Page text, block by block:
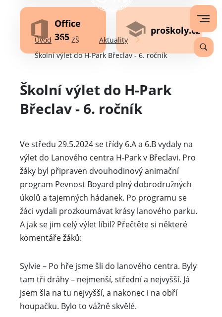
Office
365
proškoly.cz
Úvod ZŠ
Aktuality
Školní výlet do H-Park Břeclav - 6. ročník
Školní výlet do H-Park
Břeclav - 6. ročník
Ve středu 29.5.2024 se třídy 6.A a 6.B vydaly na
výlet do Lanového centra H-Park v Břeclavi. Pro
žáky byl připraven dvouhodinový animační
program Pevnost Boyard plný dobrodružných
úkolů a tajemných hádanek. Po programu se
žáci vydali prozkoumávat krásy lanového parku.
A jak se jim celý výlet líbil? Přečtěte si některé
komentáře žáků:
Sylvie – Po hře jsme šli do lanového centra. Byly
tam tři dráhy – nejmenší, střední a nejvyšší. Já
jsem šla na tu nejvyšší, a nakonec i na obří
houpačku. Bylo to vážně skvělé.